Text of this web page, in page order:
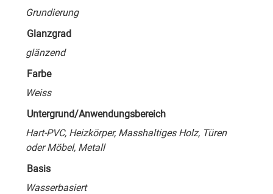
Grundierung
Glanzgrad
glänzend
Farbe
Weiss
Untergrund/Anwendungsbereich
Hart-PVC, Heizkörper, Masshaltiges Holz, Türen
oder Möbel, Metall
Basis
Wasserbasiert